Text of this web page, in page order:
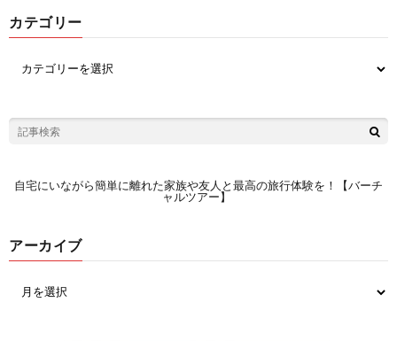
カテゴリー
自宅にいながら簡単に離れた家族や友人と最高の旅行体験を！【バーチ
ャルツアー】
アーカイブ